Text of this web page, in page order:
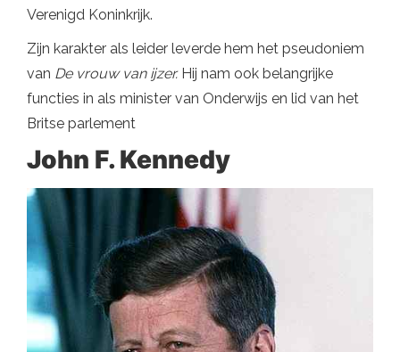
Verenigd Koninkrijk.
Zijn karakter als leider leverde hem het pseudoniem
van De vrouw van ijzer. Hij nam ook belangrijke
functies in als minister van Onderwijs en lid van het
Britse parlement
John F. Kennedy